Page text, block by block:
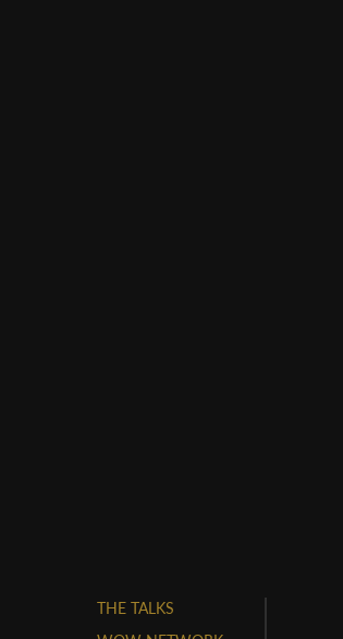
THE TALKS